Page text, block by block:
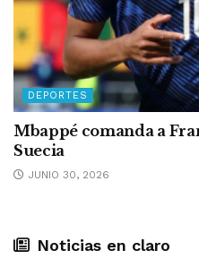
DEPORTES
Mbappé comanda a
Suecia
JUNIO 30, 2026
Noticias en claro